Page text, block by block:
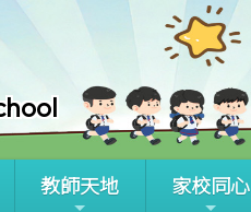
教師天地 家校同心